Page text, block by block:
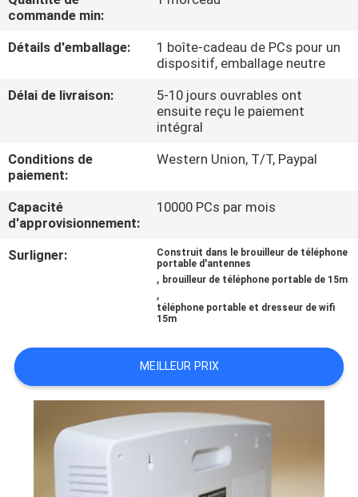
VISITE
L'USINE
CONTRÔLE
DE
QUALITÉ
CONTACTEZ-
NOUVELLES
CAS
DEMANDER
UN DEVIS
commande min:
Détails d'emballage:
1 boîte-cadeau de PCs pour un
dispositif, emballage neutre
Délai de livraison:
5-10 jours ouvrables ont
ensuite reçu le paiement
intégral
Conditions de
paiement:
Western Union, T/T, Paypal
Capacité
d'approvisionnement:
10000 PCs par mois
Surligner:
Construit dans le brouilleur de téléphone
portable d'antennes
, brouilleur de téléphone portable de 15m
,
téléphone portable et dresseur de wifi
15m
MEILLEUR PRIX